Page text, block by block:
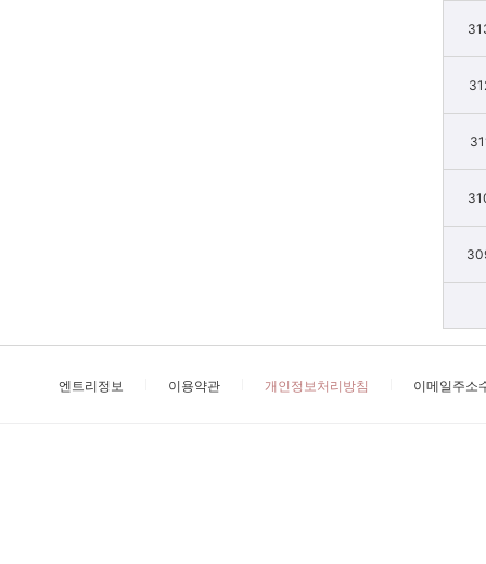
엔트리정보 이용약관 개인정보처리방침 이메일주소